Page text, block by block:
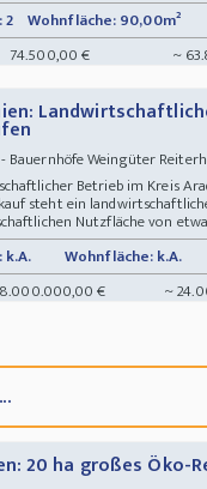
2 Wohnfläche: 90,00m²
74.500,00 € ~
- Bauernhöfe Weingüter
Betrieb im Kreis
steht ein
Nutzfläche von
Wohnfläche: k.A.
€ ~
20 ha großes Öko-